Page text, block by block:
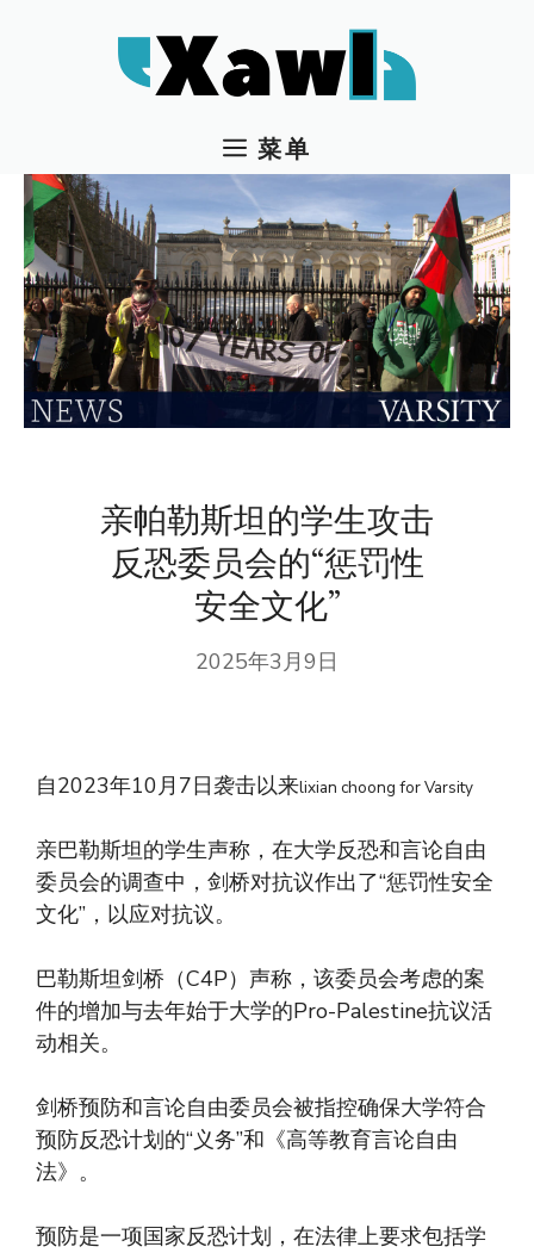
菜单
亲帕勒斯坦的学生攻击
反恐委员会的“惩罚性
安全文化”
2025年3月9日
自2023年10月7日袭击以来lixian choong for Varsity
亲巴勒斯坦的学生声称，在大学反恐和言论自由
委员会的调查中，剑桥对抗议作出了“惩罚性安全
文化”，以应对抗议。
巴勒斯坦剑桥（C4P）声称，该委员会考虑的案
件的增加与去年始于大学的Pro-Palestine抗议活
动相关。
剑桥预防和言论自由委员会被指控确保大学符合
预防反恐计划的“义务”和《高等教育言论自由
法》。
预防是一项国家反恐计划，在法律上要求包括学